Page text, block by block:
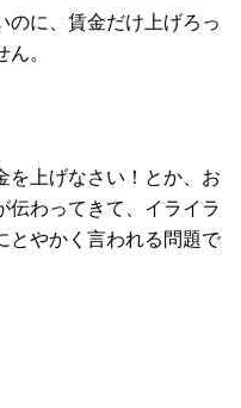
のに、賃金だけ上げろっ
。
を上げなさい！とか、お
伝わってきて、イライラ
とやかく言われる問題で